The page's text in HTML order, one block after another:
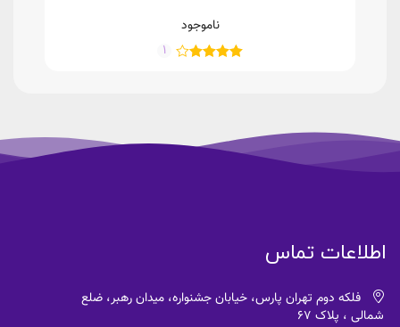
ناموجود
1
اطلاعات تماس
فلکه دوم تهران پارس، خیابان جشنواره، میدان رهبر، ضلع
شمالی ، پلاک 67